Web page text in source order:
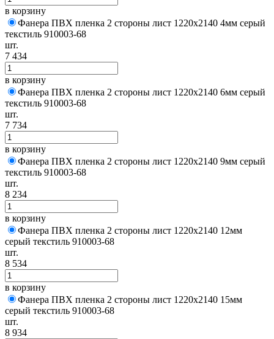
в корзину
Фанера ПВХ пленка 2 стороны лист 1220х2140 4мм серый
текстиль 910003-68
шт.
7 434
в корзину
Фанера ПВХ пленка 2 стороны лист 1220х2140 6мм серый
текстиль 910003-68
шт.
7 734
в корзину
Фанера ПВХ пленка 2 стороны лист 1220х2140 9мм серый
текстиль 910003-68
шт.
8 234
в корзину
Фанера ПВХ пленка 2 стороны лист 1220х2140 12мм
серый текстиль 910003-68
шт.
8 534
в корзину
Фанера ПВХ пленка 2 стороны лист 1220х2140 15мм
серый текстиль 910003-68
шт.
8 934